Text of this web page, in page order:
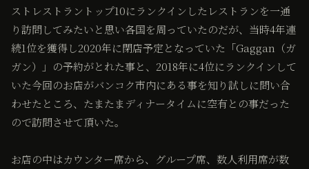
ストレストラントップ10にランクインしたレストランを一通
り訪問してみたいと思い各国を周っていたのだが、当時4年連
続1位を獲得し2020年に閉店予定となっていた「Gaggan（ガ
ガン）」の予約がとれた事と、2018年に4位にランクインして
いた今回のお店がバンコク市内にある事を知り試しに問い合
わせたところ、たまたまディナータイムに空有との事だった
ので訪問させて頂いた。
お店の中はカウンター席から、グループ席、数人利用席が数